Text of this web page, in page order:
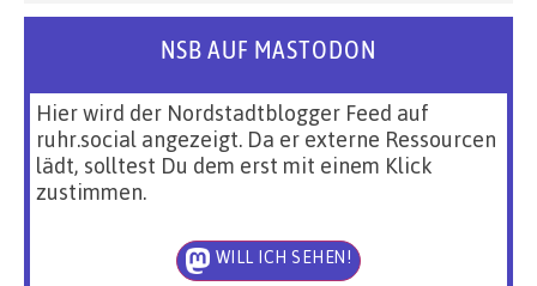
NSB AUF MASTODON
Hier wird der Nordstadtblogger Feed auf
ruhr.social angezeigt. Da er externe Ressourcen
lädt, solltest Du dem erst mit einem Klick
zustimmen.
WILL ICH SEHEN!